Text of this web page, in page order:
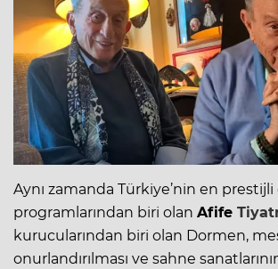
Aynı zamanda Türkiye’nin en prestijli
programlarından biri olan Afife
kurucularından biri olan Dormen,
onurlandırılması ve sahne